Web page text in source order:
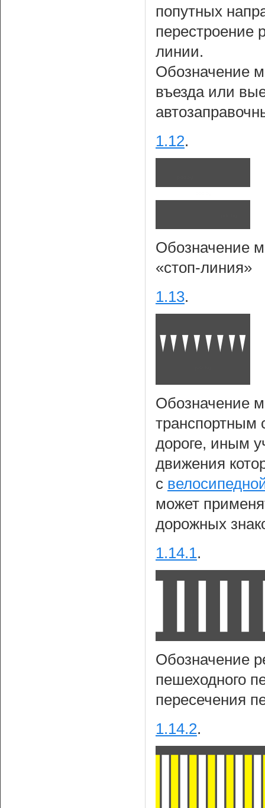
попутных
перестроение
линии.
Обозначение
въезда или
1.12.
Обозначение
«стоп-линия»
1.13.
Обозначение
транспортным
дороге, иным
движения
с
может
дорожных
1.14.1.
Обозначение
пешеходного
пересечения
1.14.2.